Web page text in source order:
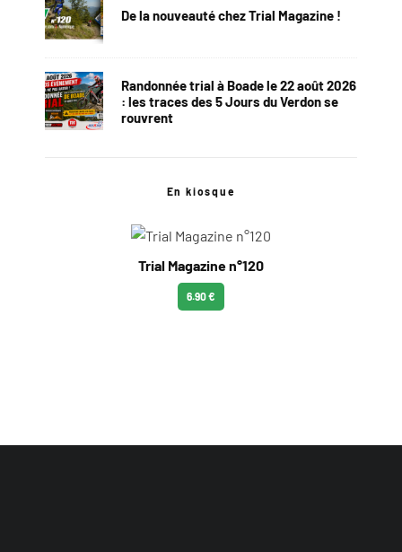
De la nouveauté chez Trial Magazine !
Randonnée trial à Boade le 22 août 2026
: les traces des 5 Jours du Verdon se
rouvrent
En kiosque
Trial Magazine n°120
6.90 €